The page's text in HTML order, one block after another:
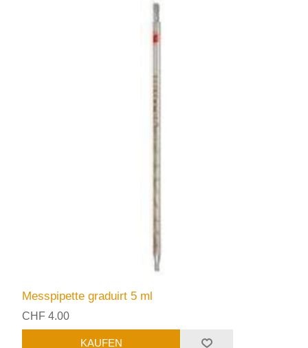
Messpipette graduirt 5 ml
CHF 4.00